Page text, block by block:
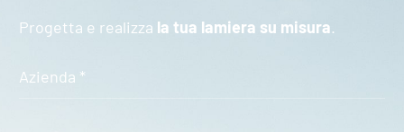
Progetta e realizza la tua lamiera su misura.